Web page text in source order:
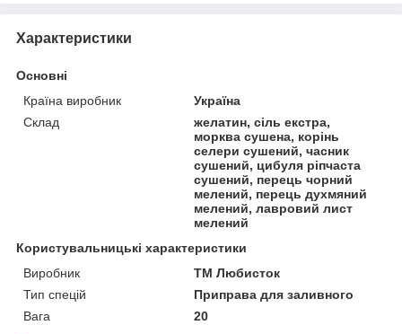
Характеристики
Основні
Країна виробник
Україна
Склад
желатин, сіль екстра,
морква сушена, корінь
селери сушений, часник
сушений, цибуля ріпчаста
сушений, перець чорний
мелений, перець духмяний
мелений, лавровий лист
мелений
Користувальницькі характеристики
Виробник
ТМ Любисток
Тип спецій
Приправа для заливного
Вага
20